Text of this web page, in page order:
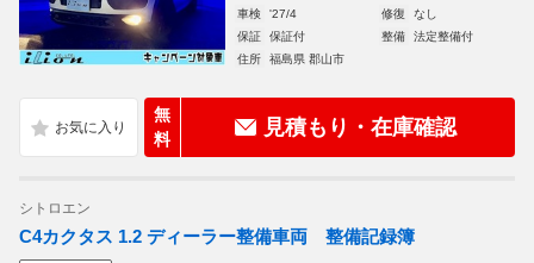
車検
'27/4 修復
なし
保証
保証付 整備
法定整備付
住所
福島県 郡山市
無
料
見積もり・在庫確認
シトロエン
C4カクタス 1.2 ディーラー整備車両 整備記録簿